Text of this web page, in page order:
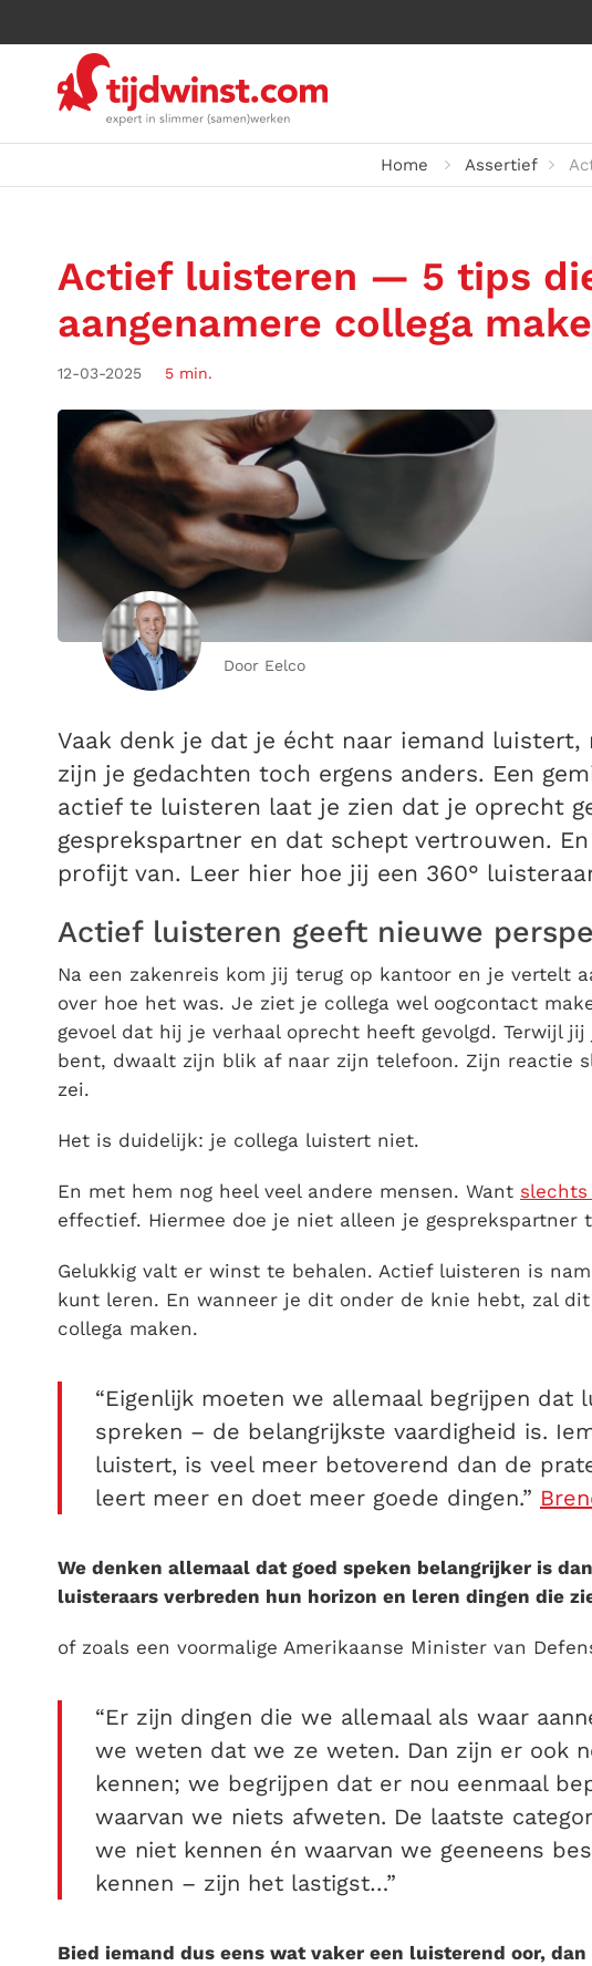
Home Assertief
Actief luisteren — 5 tips
aangenamere collega
12-03-2025 5 min.
Door Eelco
Vaak denk je dat je écht naar iemand
zijn je gedachten toch ergens anders. Een
actief te luisteren laat je zien dat je oprecht
gesprekspartner en dat schept vertrouwen.
profijt van. Leer hier hoe jij een 360°
Actief luisteren geeft nieuwe
Na een zakenreis kom jij terug op kantoor en je vertelt
over hoe het was. Je ziet je collega wel oogcontact
gevoel dat hij je verhaal oprecht heeft gevolgd. Terwijl
bent, dwaalt zijn blik af naar zijn telefoon. Zijn reactie
zei.
Het is duidelijk: je collega luistert niet.
En met hem nog heel veel andere mensen. Want slechts
effectief. Hiermee doe je niet alleen je gesprekspartner
Gelukkig valt er winst te behalen. Actief luisteren is
kunt leren. En wanneer je dit onder de knie hebt, zal dit
collega maken.
“Eigenlijk moeten we allemaal begrijpen dat
spreken – de belangrijkste vaardigheid is.
luistert, is veel meer betoverend dan de
leert meer en doet meer goede dingen.”
We denken allemaal dat goed speken belangrijker is dan
luisteraars verbreden hun horizon en leren dingen die
of zoals een voormalige Amerikaanse Minister van
“Er zijn dingen die we allemaal als waar
we weten dat we ze weten. Dan zijn er ook
kennen; we begrijpen dat er nou eenmaal
waarvan we niets afweten. De laatste
we niet kennen én waarvan we geeneens
kennen – zijn het lastigst…”
Bied iemand dus eens wat vaker een luisterend oor, dan